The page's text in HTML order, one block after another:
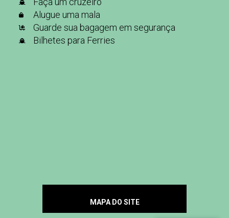
Alugue uma mala
Guarde sua bagagem em segurança
Bilhetes para Ferries
MAPA DO SITE